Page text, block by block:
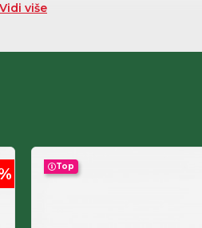
Vidi više
Top